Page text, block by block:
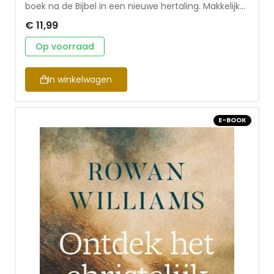
boek na de Bijbel in een nieuwe hertaling. Makkelijk
om je leven richting te geven.
€ 11,99
Op voorraad
In winkelwagen
E-BOOK